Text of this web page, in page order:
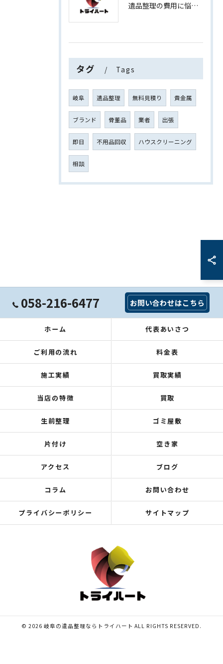
遺品整理の費用に悩まない！買取専門店運営の遺品整理
タグ Tags
岐阜 遺品整理 無料見積り 貴金属
ブランド 骨董品 業者 出張
即日 不用品回収 ハウスクリーニング
相談
058-216-6477 お問い合わせはこちら
ホーム 代表あいさつ
ご利用の流れ 料金表
施工実績 買取実績
当店の特徴 買取
生前整理 ゴミ屋敷
片付け 空き家
アクセス ブログ
コラム お問い合わせ
プライバシーポリシー サイトマップ
© 2026 岐阜の遺品整理ならトライハート ALL RIGHTS RESERVED.